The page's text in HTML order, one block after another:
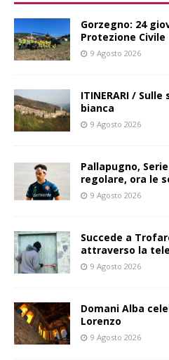
Gorzegno: 24
Protezione Civile
9 Agosto 2026
ITINERARI /
bianca
9 Agosto 2026
Pallapugno,
regolare, ora le
9 Agosto 2026
Succede a
attraverso la
9 Agosto 2026
Domani Alba
Lorenzo
9 Agosto 2026